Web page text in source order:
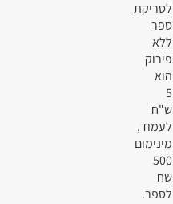
לסריקת
ספר
ללא
פירוק
הוא
5
ש"ח
לעמוד,
מינימום
500
שח
לספר.